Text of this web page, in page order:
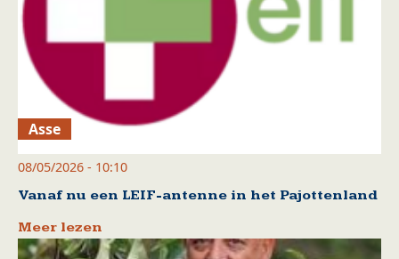
Asse
08/05/2026 - 10:10
Vanaf nu een LEIF-antenne in het Pajottenland
Meer lezen